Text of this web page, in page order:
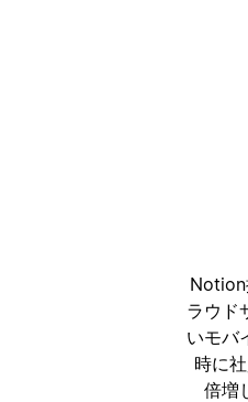
Notion
ラウド
いモバ
時に
倍増